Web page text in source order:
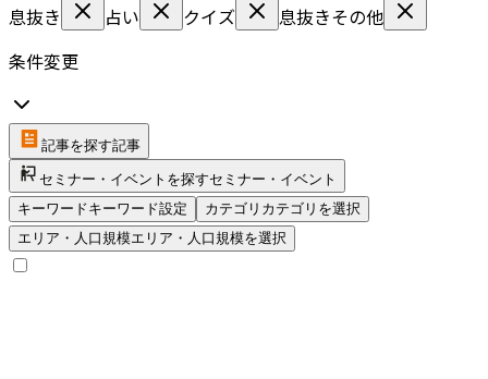
息抜き
占い クイズ
息抜きその他
条件変更
記事を探す記事
セミナー・イベントを探すセミナー・イベント
キーワードキーワード設定 カテゴリ カテゴリを選択
エリア・人口規模エリア・人口規模を選択